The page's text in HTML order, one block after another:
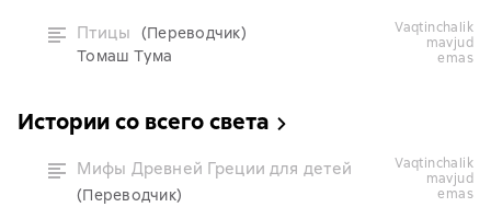
Птицы
(Переводчик)
Томаш Тума
vaqtinchalik
mavjud
emas
Истории со всего света
Мифы Древней Греции для детей
(Переводчик)
vaqtinchalik
mavjud
emas